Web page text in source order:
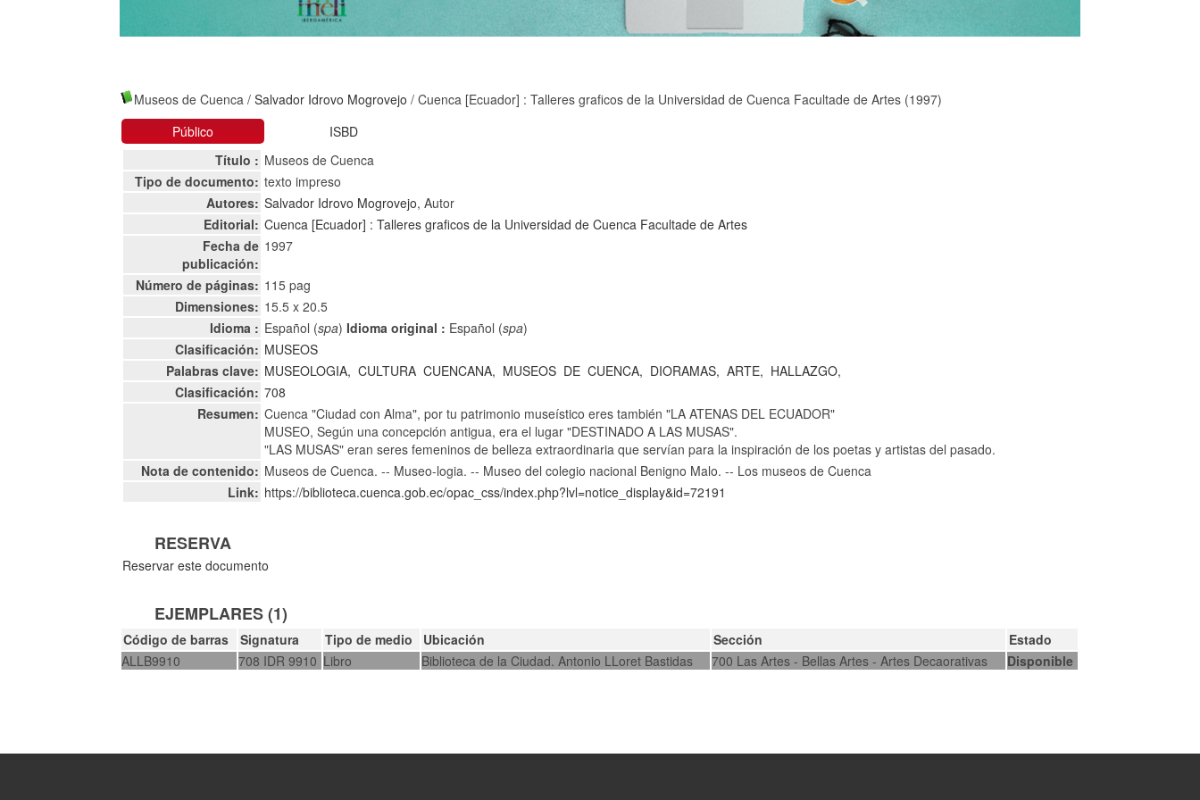
Museos de Cuenca /Salvador Idrovo Mogrovejo / Cuenca [Ecuador] : Talleres graficos de la Universidad de Cuenca Facultade de Artes (1997)
Público
ISBD
Título : Museos de Cuenca
Tipo de documento: texto impreso
Autores: Salvador Idrovo Mogrovejo, Autor
Editorial: Cuenca [Ecuador] : Talleres graficos de la Universidad de Cuenca Facultade de Artes
Fecha de
publicación:
1997
Número de páginas: 115 pag
Dimensiones: 15.5 x 20.5
Idioma : Español (spa) Idioma original : Español (spa)
Clasificación: MUSEOS
Palabras clave: MUSEOLOGIA, CULTURA CUENCANA, MUSEOS DE CUENCA, DIORAMAS, ARTE, HALLAZGO,
Clasificación: 708
Resumen: Cuenca "Ciudad con Alma", por tu patrimonio museístico eres también "LA ATENAS DEL ECUADOR"
MUSEO, Según una concepción antigua, era el lugar "DESTINADO A LAS MUSAS".
"LAS MUSAS" eran seres femeninos de belleza extraordinaria que servían para la inspiración de los poetas y artistas del pasado.
Nota de contenido: Museos de Cuenca. -- Museo-logia. -- Museo del colegio nacional Benigno Malo. -- Los museos de Cuenca
Link: https://biblioteca.cuenca.gob.ec/opac_css/index.php?lvl=notice_display&id=72191
RESERVA
Reservar este documento
EJEMPLARES (1)
Código de barras Signatura Tipo de medio Ubicación Sección
Estado
ALLB9910
708 IDR 9910 Libro Biblioteca de la Ciudad. Antonio LLoret Bastidas 700 Las Artes - Bellas Artes - Artes Decaorativas Disponible